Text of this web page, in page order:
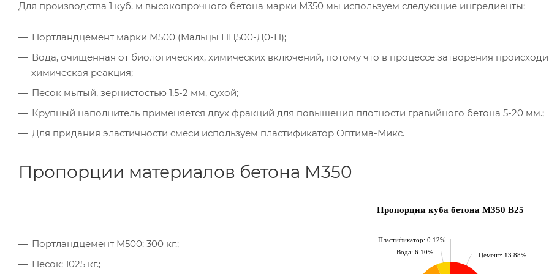
Для производства 1 куб. м высокопрочного бетона марки М350 мы используем следующие ингредиенты:
Портландцемент марки М500 (Мальцы ПЦ500-Д0-Н);
Вода, очищенная от биологических, химических включений, потому что в процессе затворения
химическая реакция;
Песок мытый, зернистостью 1,5-2 мм, сухой;
Крупный наполнитель применяется двух фракций для повышения плотности гравийного бетона 5-20 мм.;
Для придания эластичности смеси используем пластификатор Оптима-Микс.
Пропорции материалов бетона М350
Портландцемент М500: 300 кг.;
Песок: 1025 кг.;
Пластификатор: 0.12%
Вода: 6.10%
Цемент: 13.88%
Пропорции куба бетона М350 B25